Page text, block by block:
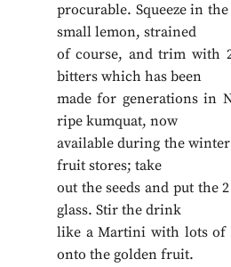
procurable. Squeeze in
small lemon, strained
of course, and trim with 2
bitters which has been
made for generations in
ripe kumquat, now
available during the
fruit stores; take
out the seeds and put the
glass. Stir the drink
like a Martini with lots of
onto the golden fruit.